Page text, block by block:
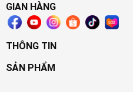
GIAN HÀNG
THÔNG TIN
SẢN PHẨM